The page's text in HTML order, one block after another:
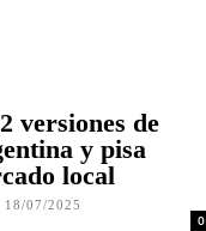
versiones de
y pisa
local
18/07/2025
0